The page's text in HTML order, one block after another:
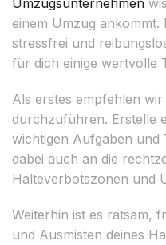
einem Umzug ankommt.
stressfrei und
für dich einige wertvolle
Als erstes empfehlen
durchzuführen. Erstelle
wichtigen Aufgaben und
dabei auch an die
Halteverbotszonen und
Weiterhin ist es ratsam,
und Ausmisten deines